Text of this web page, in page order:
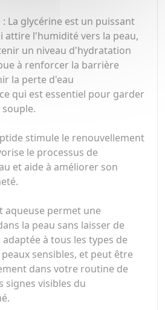
La glycérine est un puissant
attire l'humidité vers la peau,
un niveau d'hydratation
à renforcer la barrière
la perte d'eau
qui est essentiel pour garder
stimule le renouvellement
le processus de
et aide à améliorer son
aqueuse permet une
la peau sans laisser de
à tous les types de
sensibles, et peut être
dans votre routine de
signes visibles du